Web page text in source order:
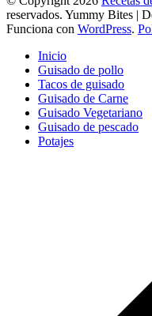
reservados. Yummy Bites |
Funciona con WordPress.
Inicio
Guisado de pollo
Tacos de guisado
Guisado de Carne
Guisado Vegetariano
Guisado de pescado
Potajes